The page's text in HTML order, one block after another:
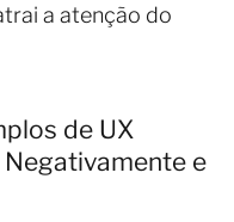
a atenção do
de UX
e